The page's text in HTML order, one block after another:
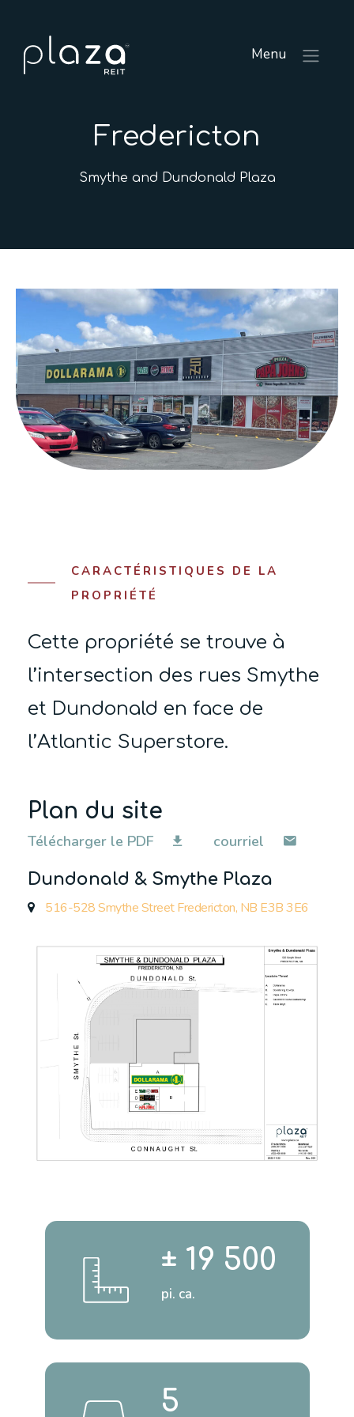
Menu
Fredericton
Smythe and Dundonald Plaza
CARACTÉRISTIQUES DE LA
PROPRIÉTÉ
Cette propriété se trouve à
l’intersection des rues Smythe
et Dundonald en face de
l’Atlantic Superstore.
Plan du site
Télécharger le PDF
courriel
Dundonald & Smythe Plaza
516-528 Smythe Street Fredericton, NB E3B 3E6
± 19 500
pi. ca.
5